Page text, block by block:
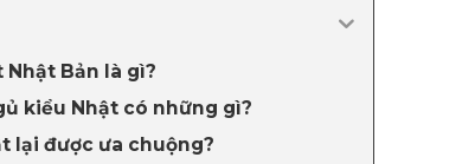
Bản là gì?
kiểu Nhật có những gì?
lại được ưa chuộng?